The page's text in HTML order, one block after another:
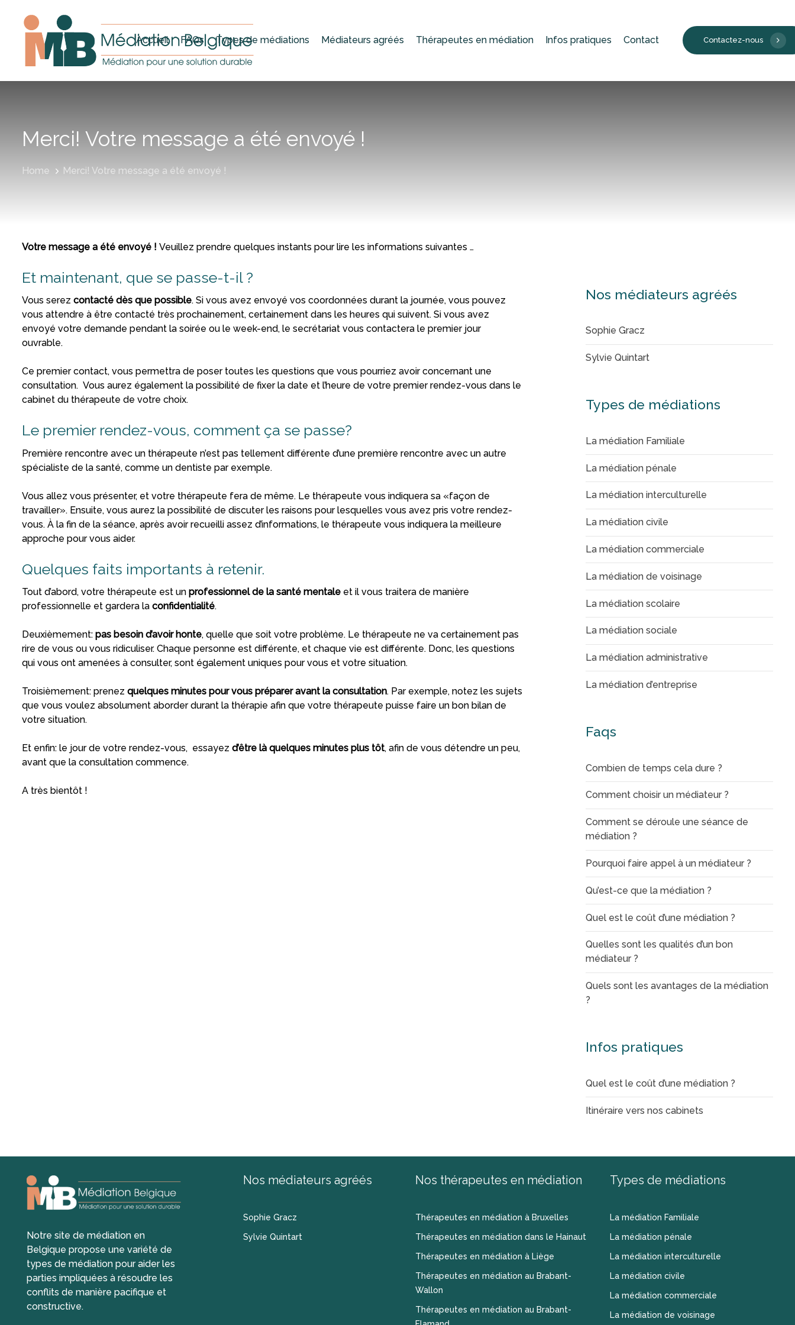
primary
navigation
Accueil FAQs Types de médiations Médiateurs agréés Thérapeutes en médiation Infos pratiques Contact Contactez-nous
Merci! Votre message a été envoyé !
Home Merci! Votre message a été envoyé !
Votre message a été envoyé ! Veuillez prendre quelques instants pour lire les informations suivantes …
Et maintenant, que se passe-t-il ?
Vous serez contacté dès que possible. Si vous avez envoyé vos coordonnées durant la journée, vous pouvez
vous attendre à être contacté très prochainement, certainement dans les heures qui suivent. Si vous avez
envoyé votre demande pendant la soirée ou le week-end, le secrétariat vous contactera le premier jour
ouvrable.
Ce premier contact, vous permettra de poser toutes les questions que vous pourriez avoir concernant une
consultation. Vous aurez également la possibilité de fixer la date et l’heure de votre premier rendez-vous dans le
cabinet du thérapeute de votre choix.
Le premier rendez-vous, comment ça se passe?
Première rencontre avec un thérapeute n’est pas tellement différente d’une première rencontre avec un autre
spécialiste de la santé, comme un dentiste par exemple.
Vous allez vous présenter, et votre thérapeute fera de même. Le thérapeute vous indiquera sa «façon de
travailler». Ensuite, vous aurez la possibilité de discuter les raisons pour lesquelles vous avez pris votre rendez-
vous. À la fin de la séance, après avoir recueilli assez d’informations, le thérapeute vous indiquera la meilleure
approche pour vous aider.
Quelques faits importants à retenir.
Tout d’abord, votre thérapeute est un professionnel de la santé mentale et il vous traitera de manière
professionnelle et gardera la confidentialité.
Deuxièmement: pas besoin d’avoir honte, quelle que soit votre problème. Le thérapeute ne va certainement pas
rire de vous ou vous ridiculiser. Chaque personne est différente, et chaque vie est différente. Donc, les questions
qui vous ont amenées à consulter, sont également uniques pour vous et votre situation.
Troisièmement: prenez quelques minutes pour vous préparer avant la consultation. Par exemple, notez les sujets
que vous voulez absolument aborder durant la thérapie afin que votre thérapeute puisse faire un bon bilan de
votre situation.
Et enfin: le jour de votre rendez-vous, essayez d’être là quelques minutes plus tôt, afin de vous détendre un peu,
avant que la consultation commence.
A très bientôt !
Nos médiateurs agréés
Sophie Gracz
Sylvie Quintart
Types de médiations
La médiation Familiale
La médiation pénale
La médiation interculturelle
La médiation civile
La médiation commerciale
La médiation de voisinage
La médiation scolaire
La médiation sociale
La médiation administrative
La médiation d’entreprise
Faqs
Combien de temps cela dure ?
Comment choisir un médiateur ?
Comment se déroule une séance de
médiation ?
Pourquoi faire appel à un médiateur ?
Qu’est-ce que la médiation ?
Quel est le coût d’une médiation ?
Quelles sont les qualités d’un bon
médiateur ?
Quels sont les avantages de la médiation
?
Infos pratiques
Quel est le coût d’une médiation ?
Itinéraire vers nos cabinets
Notre site de médiation en
Belgique propose une variété de
types de médiation pour aider les
parties impliquées à résoudre les
conflits de manière pacifique et
constructive.
Nos médiateurs agréés
Sophie Gracz
Sylvie Quintart
Nos thérapeutes en médiation
Thérapeutes en médiation à Bruxelles
Thérapeutes en médiation dans le Hainaut
Thérapeutes en médiation à Liège
Thérapeutes en médiation au Brabant-
Wallon
Thérapeutes en médiation au Brabant-
Types de médiations
La médiation Familiale
La médiation pénale
La médiation interculturelle
La médiation civile
La médiation commerciale
La médiation de voisinage